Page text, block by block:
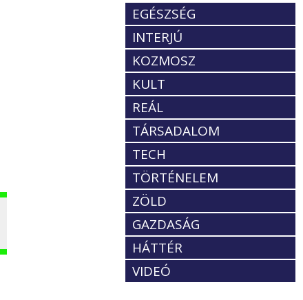
EGÉSZSÉG
INTERJÚ
KOZMOSZ
KULT
REÁL
TÁRSADALOM
TECH
TÖRTÉNELEM
ZÖLD
GAZDASÁG
HÁTTÉR
VIDEÓ